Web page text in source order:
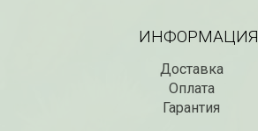
ИНФОРМАЦИЯ
Доставка
Оплата
Гарантия